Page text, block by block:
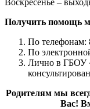
Получить помощь
По телефонам:
По
Лично в ГБОУ
Родителям мы
Вас!